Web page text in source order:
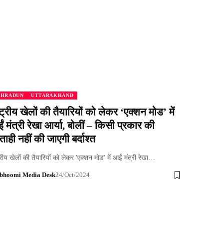
UTTARAKHAND
खेलों की तैयारियों को लेकर ‘एक्शन मोड’ में
रेखा आर्या, बोलीं – किसी प्रकार की
नहीं की जाएगी बर्दाश्त
खेलों की तैयारियों को लेकर 'एक्शन मोड' में आईं मंत्री रेखा…
Media Desk24/Oct/2024